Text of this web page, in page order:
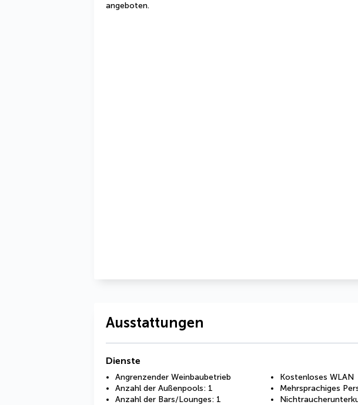
angeboten.
Ausstattungen
Dienste
Angrenzender Weinbaubetrieb
Anzahl der Außenpools: 1
Anzahl der Bars/Lounges: 1
Kostenloses WLAN
Mehrsprachiges